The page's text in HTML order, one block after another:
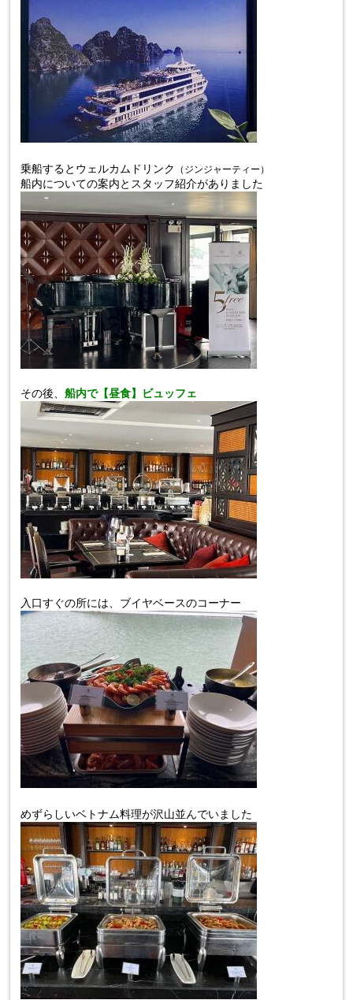
乗船すると ウェルカムドリンク （ジンジャーティー）
船内についての案内とスタッフ紹介がありました
その後、船内で【昼食】ビュッフェ
入口すぐの所には、ブイヤベースのコーナー
めずらしいベトナム料理が沢山並んでいました